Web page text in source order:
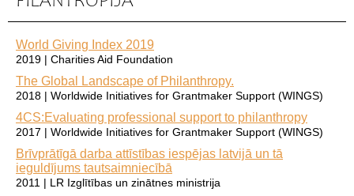
World Giving Index 2019
2019 | Charities Aid Foundation
The Global Landscape of Philanthropy.
2018 | Worldwide Initiatives for Grantmaker Support (WINGS)
4CS:Evaluating professional support to philanthropy
2017 | Worldwide Initiatives for Grantmaker Support (WINGS)
Brīvprātīgā darba attīstības iespējas latvijā un tā
ieguldījums tautsaimniecībā
2011 | LR Izglītības un zinātnes ministrija